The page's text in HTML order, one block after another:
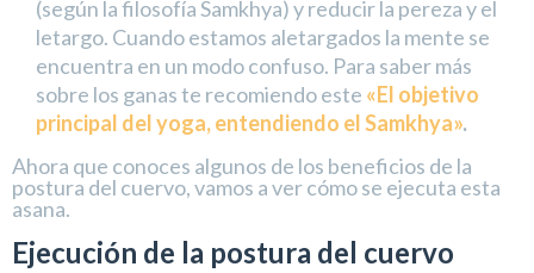
(según la filosofía Samkhya) y reducir la pereza y el
letargo. Cuando estamos aletargados la mente se
encuentra en un modo confuso. Para saber más
sobre los ganas te recomiendo este «El objetivo
principal del yoga, entendiendo el Samkhya».
Ahora que conoces algunos de los beneficios de la
postura del cuervo, vamos a ver cómo se ejecuta esta
asana.
Ejecución de la postura del cuervo